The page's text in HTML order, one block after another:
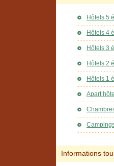
Hôtels 5
Hôtels 4
Hôtels 3
Hôtels 2
Hôtels 1
Informations